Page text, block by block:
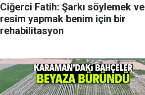
Ciğerci Fatih: Şarkı söylemek ve
resim yapmak benim için bir
rehabilitasyon